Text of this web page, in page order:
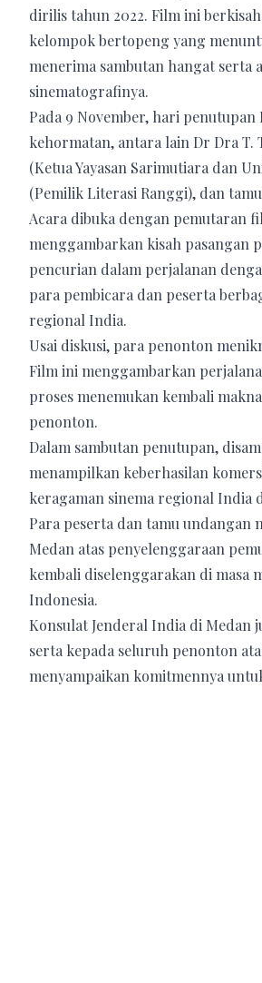
dirilis tahun 2022. Film ini
kelompok bertopeng yang
menerima sambutan hangat serta
sinematografinya.
Pada 9 November, hari
kehormatan, antara lain Dr Dra T.
(Ketua Yayasan Sarimutiara dan
(Pemilik Literasi Ranggi), dan
Acara dibuka dengan pemutaran
menggambarkan kisah pasangan
pencurian dalam perjalanan
para pembicara dan peserta
regional India.
Usai diskusi, para penonton
Film ini menggambarkan
proses menemukan kembali
penonton.
Dalam sambutan penutupan,
menampilkan keberhasilan
keragaman sinema regional India
Para peserta dan tamu undangan
Medan atas penyelenggaraan
kembali diselenggarakan di masa
Indonesia.
Konsulat Jenderal India di Medan
serta kepada seluruh penonton
menyampaikan komitmennya